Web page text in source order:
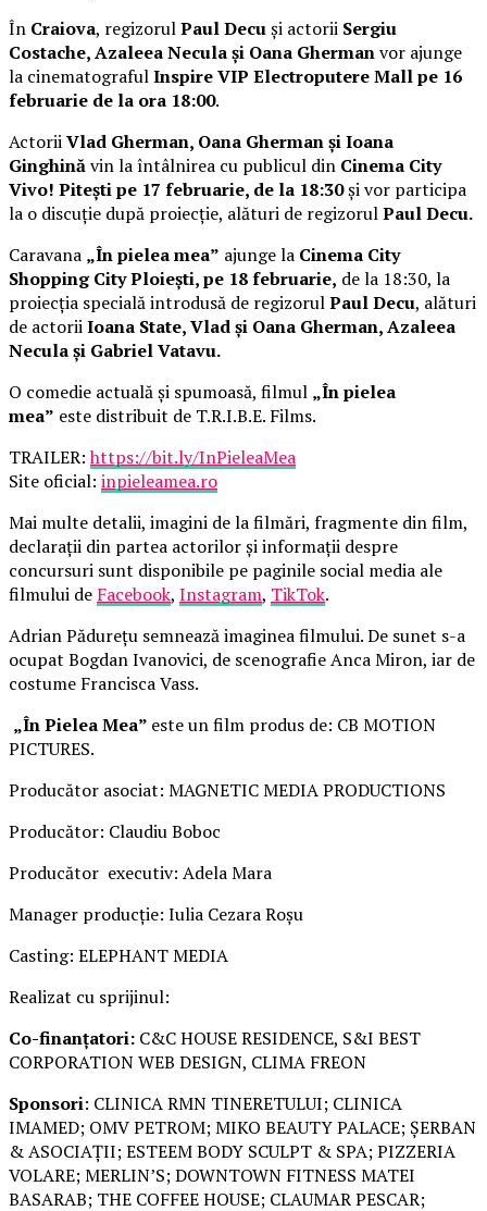
În Craiova, regizorulPaul Decuși actorii Sergiu
Costache, Azaleea Necula și Oana Ghermanvor ajunge
la cinematografulInspire VIP Electroputere Mall pe 16
februarie de la ora 18:00.
ActoriiVlad Gherman, Oana Gherman și Ioana
Ginghinăvin la întâlnirea cu publicul din Cinema City
Vivo! Pitești pe 17 februarie, de la 18:30și vor participa
la o discuție după proiecție, alături de regizorulPaul Decu.
Caravana „În pielea mea” ajunge la Cinema City
Shopping City Ploiești, pe 18 februarie, de la 18:30, la
proiecția specială introdusă de regizorulPaul Decu, alături
de actoriiIoana State, Vlad și Oana Gherman, Azaleea
Necula și Gabriel Vatavu.
O comedie actuală și spumoasă, filmul „În pielea
mea” este distribuit de T.R.I.B.E. Films.
TRAILER:https://bit.ly/InPieleaMea
Site oficial: inpieleamea.ro
Mai multe detalii, imagini de la filmări, fragmente din film,
declarații din partea actorilor și informații despre
concursuri sunt disponibile pe paginile social media ale
filmului de Facebook, Instagram, TikTok.
Adrian Pădurețu semnează imaginea filmului. De sunet s-a
ocupat Bogdan Ivanovici, de scenografie Anca Miron, iar de
costume Francisca Vass.
„În Pielea Mea” este un film produs de: CB MOTION
PICTURES.
Producător asociat: MAGNETIC MEDIA PRODUCTIONS
Producător: Claudiu Boboc
Producător executiv: Adela Mara
Manager producție: Iulia Cezara Roșu
Casting: ELEPHANT MEDIA
Realizat cu sprijinul:
Co-finanțatori: C&C HOUSE RESIDENCE, S&I BEST
CORPORATION WEB DESIGN, CLIMA FREON
Sponsori: CLINICA RMN TINERETULUI; CLINICA
IMAMED; OMV PETROM; MIKO BEAUTY PALACE; ȘERBAN
& ASOCIAȚII; ESTEEM BODY SCULPT & SPA; PIZZERIA
VOLARE; MERLIN’S; DOWNTOWN FITNESS MATEI
BASARAB; THE COFFEE HOUSE; CLAUMAR PESCAR;